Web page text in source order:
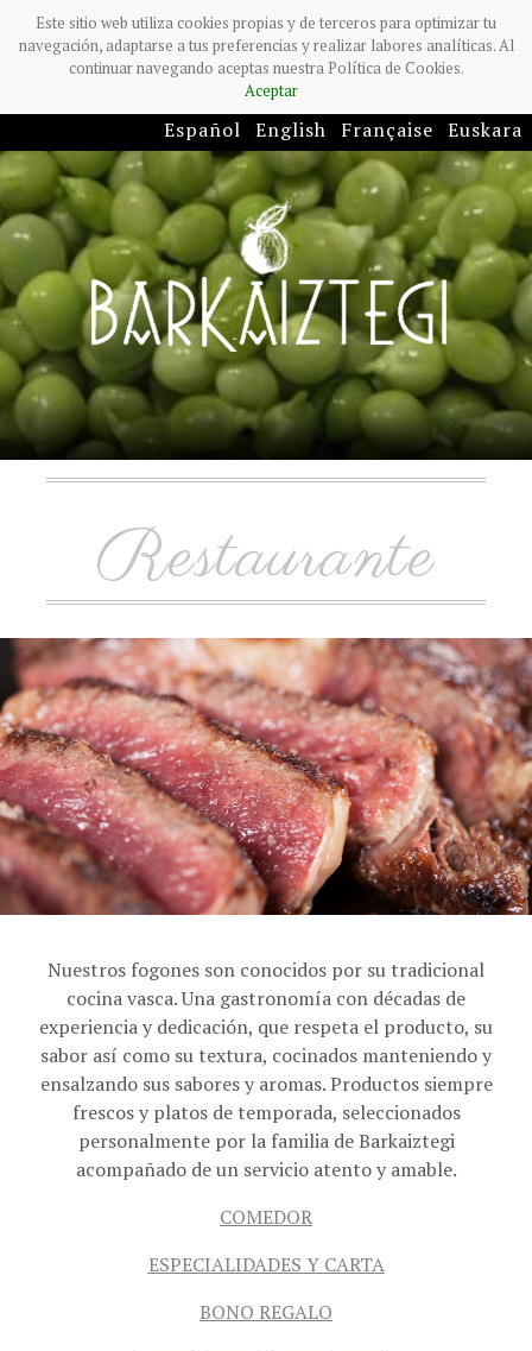
Este sitio web utiliza cookies propias y de terceros para optimizar tu
navegación, adaptarse a tus preferencias y realizar labores analíticas. Al
continuar navegando aceptas nuestra Política de Cookies.
Aceptar
Español English Française Euskara
Restaurante
Nuestros fogones son conocidos por su tradicional
cocina vasca. Una gastronomía con décadas de
experiencia y dedicación, que respeta el producto, su
sabor así como su textura, cocinados manteniendo y
ensalzando sus sabores y aromas. Productos siempre
frescos y platos de temporada, seleccionados
personalmente por la familia de Barkaiztegi
acompañado de un servicio atento y amable.
COMEDOR
ESPECIALIDADES Y CARTA
BONO REGALO